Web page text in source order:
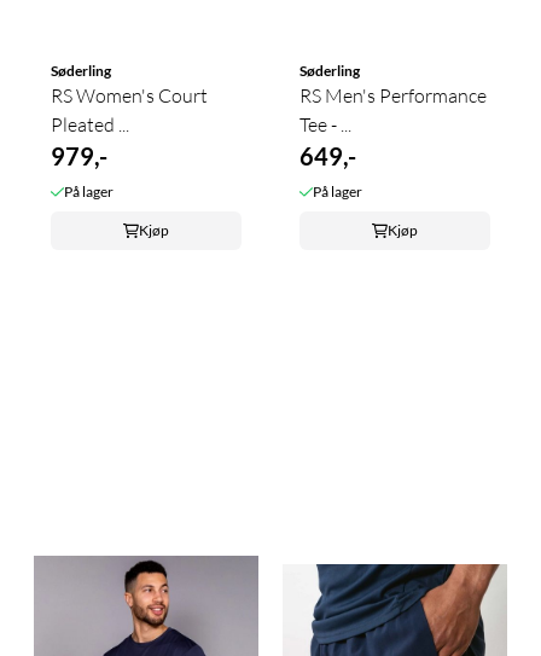
Søderling
RS Women's Court
Pleated ...
979,-
På lager
Kjøp
Søderling
RS Men's Performance
Tee - ...
649,-
På lager
Kjøp